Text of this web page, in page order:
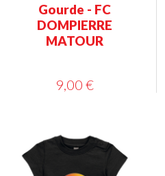
Gourde - FC
DOMPIERRE
MATOUR
9,00 €